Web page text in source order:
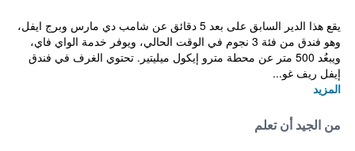
يقع هذا الدير السابق على بعد 5 دقائق عن شامب دي مارس وبرج ايفل،
وهو فندق من فئة 3 نجوم في الوقت الحالي، ويوفر خدمة الواي فاي،
ويبعُد 500 متر عن محطة مترو إيكول ميليتير. تحتوي الغرف في فندق
إيفل ريف غو...
المزيد
من الجيد أن تعلم